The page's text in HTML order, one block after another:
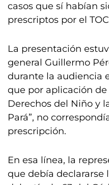
casos que sí habían
prescriptos por el
La presentación
general Guillermo
durante la audiencia
que por aplicación
Derechos del Niño y
Pará”, no
prescripción.
En esa línea, la
que debía